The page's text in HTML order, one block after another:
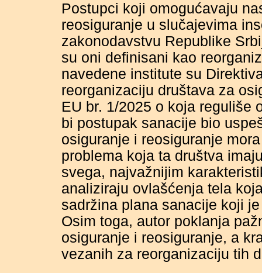
Postupci koji omogućavaju
reosiguranje u slučajevima
zakonodavstvu Republike
su oni definisani kao
navedene institute su
reorganizaciju društava za
EU br. 1/2025 o koja reguliše
bi postupak sanacije bio
osiguranje i reosiguranje
problema koja ta društva
svega, najvažnijim
analiziraju ovlašćenja tela
sadržina plana sanacije koji
Osim toga, autor poklanja
osiguranje i reosiguranje, a
vezanih za reorganizaciju tih